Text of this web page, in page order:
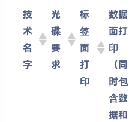
技
术
名
字
光
碟
要
求
标
签
面
打
印
数据
面打
印
（同
时包
含数
据和